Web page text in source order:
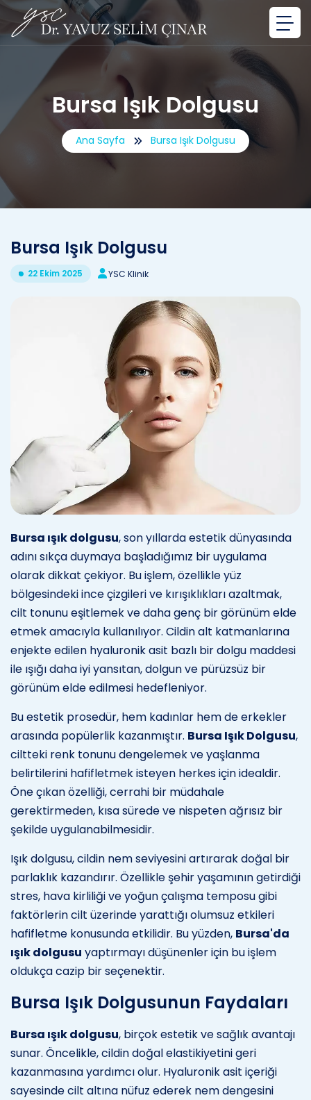
Bursa Işık Dolgusu
Ana Sayfa Bursa Işık Dolgusu
Bursa Işık Dolgusu
22 Ekim 2025 YSC Klinik
Bursa ışık dolgusu, son yıllarda estetik dünyasında
adını sıkça duymaya başladığımız bir uygulama
olarak dikkat çekiyor. Bu işlem, özellikle yüz
bölgesindeki ince çizgileri ve kırışıklıkları azaltmak,
cilt tonunu eşitlemek ve daha genç bir görünüm elde
etmek amacıyla kullanılıyor. Cildin alt katmanlarına
enjekte edilen hyaluronik asit bazlı bir dolgu maddesi
ile ışığı daha iyi yansıtan, dolgun ve pürüzsüz bir
görünüm elde edilmesi hedefleniyor.
Bu estetik prosedür, hem kadınlar hem de erkekler
arasında popülerlik kazanmıştır. Bursa Işık Dolgusu,
ciltteki renk tonunu dengelemek ve yaşlanma
belirtilerini hafifletmek isteyen herkes için idealdir.
Öne çıkan özelliği, cerrahi bir müdahale
gerektirmeden, kısa sürede ve nispeten ağrısız bir
şekilde uygulanabilmesidir.
Işık dolgusu, cildin nem seviyesini artırarak doğal bir
parlaklık kazandırır. Özellikle şehir yaşamının getirdiği
stres, hava kirliliği ve yoğun çalışma temposu gibi
faktörlerin cilt üzerinde yarattığı olumsuz etkileri
hafifletme konusunda etkilidir. Bu yüzden, Bursa'da
ışık dolgusu yaptırmayı düşünenler için bu işlem
oldukça cazip bir seçenektir.
Bursa Işık Dolgusunun Faydaları
Bursa ışık dolgusu, birçok estetik ve sağlık avantajı
sunar. Öncelikle, cildin doğal elastikiyetini geri
kazanmasına yardımcı olur. Hyaluronik asit içeriği
sayesinde cilt altına nüfuz ederek nem dengesini